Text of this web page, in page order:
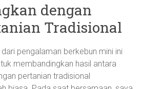
dengan
Tradisional
pengalaman berkebun mini ini
membandingkan hasil antara
pertanian tradisional